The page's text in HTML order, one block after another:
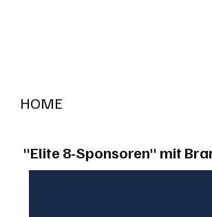
HOME
"Elite 8-Sponsoren" mit